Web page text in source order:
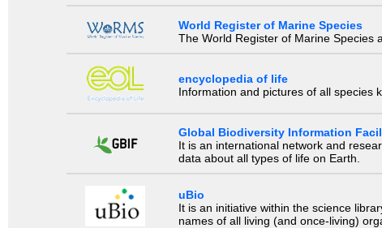
World Register of Marine Species
The World Register of Marine Species
encyclopedia of life
Information and pictures of all species
Global Biodiversity Information
It is an international network and
data about all types of life on Earth.
uBio
It is an initiative within the science
names of all living (and once-living)